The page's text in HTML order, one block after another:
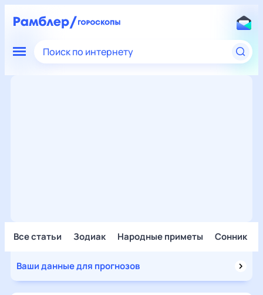
Поиск по интернету
Все статьи Зодиак Народные приметы Сонник
Ваши данные для прогнозов